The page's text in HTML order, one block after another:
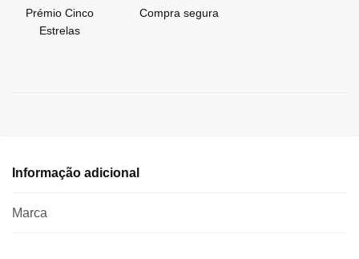
Prémio Cinco
Estrelas
Compra segura
Informação adicional
Marca